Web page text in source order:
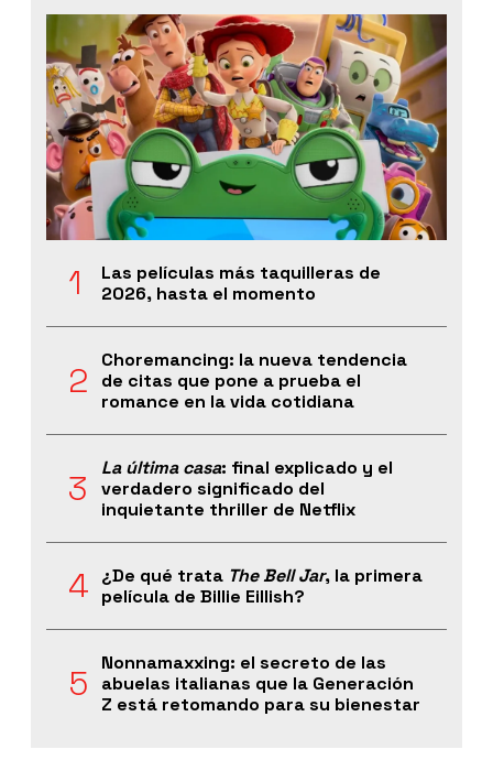
Las películas más taquilleras de
2026, hasta el momento
Choremancing: la nueva tendencia
de citas que pone a prueba el
romance en la vida cotidiana
La última casa: final explicado y el
verdadero significado del
inquietante thriller de Netflix
¿De qué trata The Bell Jar, la primera
película de Billie Eillish?
Nonnamaxxing: el secreto de las
abuelas italianas que la Generación
Z está retomando para su bienestar